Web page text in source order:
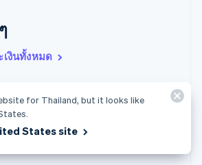
งินทั้งหมด
รั่งเศส: คู่มือเชิงลึก
ปุ่น: คู่มือเชิงลึก
ยวกับไมโครเพย์เมนต์: คู่มือเพื่อการเริ่ม
for Thailand, but it looks like
States site